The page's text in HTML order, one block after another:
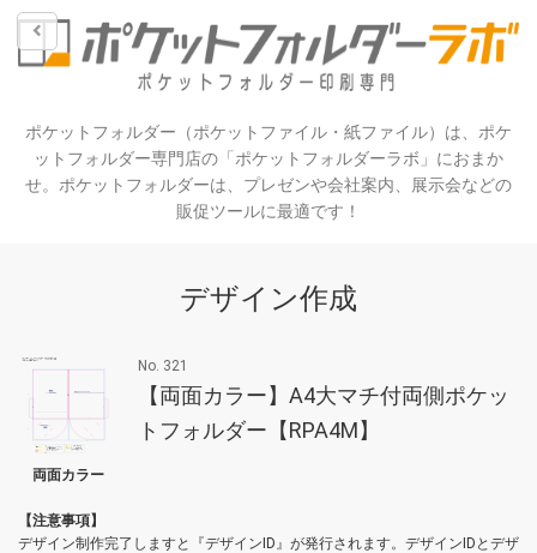
ポケットフォルダー（ポケットファイル・紙ファイル）は、ポケ
ットフォルダー専門店の「ポケットフォルダーラボ」におまか
せ。ポケットフォルダーは、プレゼンや会社案内、展示会などの
販促ツールに最適です！
デザイン作成
No. 321
【両面カラー】A4大マチ付両側ポケッ
トフォルダー【RPA4M】
両面カラー
【注意事項】
デザイン制作完了しますと『デザインID』が発行されます。デザインIDとデザ